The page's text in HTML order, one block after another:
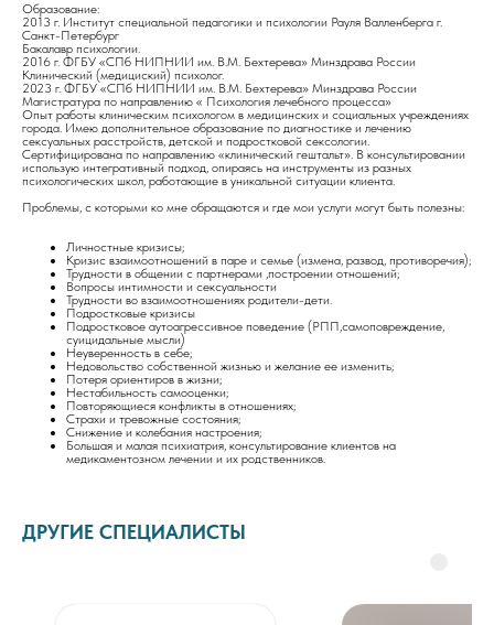
Образование:
2013 г. Институт специальной педагогики и психологии Рауля Валленберга г.
Санкт-Петербург
Бакалавр психологии.
2016 г. ФГБУ «СПб НИПНИИ им. В.М. Бехтерева» Минздрава России
Клинический (медициский) психолог.
2023 г. ФГБУ «СПб НИПНИИ им. В.М. Бехтерева» Минздрава России
Магистратура по направлению « Психология лечебного процесса»
Опыт работы клиническим психологом в медицинских и социальных учреждениях
города. Имею дополнительное образование по диагностике и лечению
сексуальных расстройств, детской и подростковой сексологии.
Сертифицирована по направлению «клинический гештальт». В консультировании
использую интегративный подход, опираясь на инструменты из разных
психологических школ, работающие в уникальной ситуации клиента.
Проблемы, с которыми ко мне обращаются и где мои услуги могут быть полезны:
Личностные кризисы;
Кризис взаимоотношений в паре и семье (измена, развод, противоречия);
Трудности в общении с партнерами ,построении отношений;
Вопросы интимности и сексуальности
Трудности во взаимоотношениях родители-дети.
Подростковые кризисы
Подростковое аутоагрессивное поведение (РПП,самоповреждение,
суицидальные мысли)
Неуверенность в себе;
Недовольство собственной жизнью и желание ее изменить;
Потеря ориентиров в жизни;
Нестабильность самооценки;
Повторяющиеся конфликты в отношениях;
Страхи и тревожные состояния;
Снижение и колебания настроения;
Большая и малая психиатрия, консультирование клиентов на
медикаментозном лечении и их родственников.
ДРУГИЕ СПЕЦИАЛИСТЫ